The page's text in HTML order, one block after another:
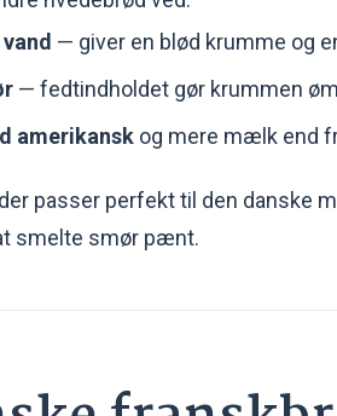
— giver en blød krumme og
— fedtindholdet gør krummen
amerikansk og mere mælk end
passer perfekt til den danske
smelte smør pænt.